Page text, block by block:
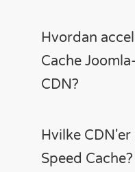
Hvordan
Cache
CDN?
Hvilke
Speed Cache?